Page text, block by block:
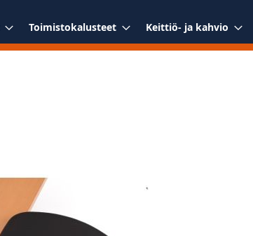
Toimistokalusteet Keittiö- ja kahvio